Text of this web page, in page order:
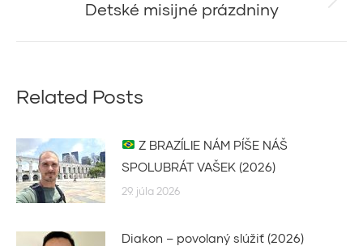
Next
Detské misijné prázdniny
Related Posts
Z BRAZÍLIE NÁM PÍŠE NÁŠ
SPOLUBRÁT VAŠEK (2026)
29. júla 2026
Diakon – povolaný slúžiť (2026)